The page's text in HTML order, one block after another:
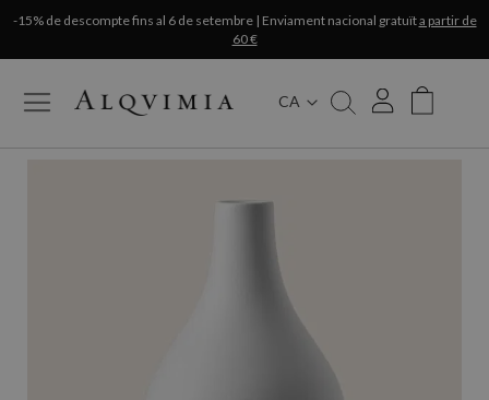
-15% de descompte fins al 6 de setembre | Enviament nacional gratuïta partir de
60 €
CA
My Cart